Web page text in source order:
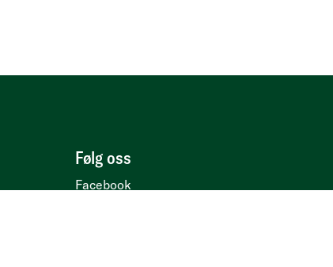
Følg oss
Facebook